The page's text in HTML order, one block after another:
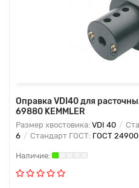
Оправка VDI40 для
69880 KEMMLER
Размер хвостовика: VDI 40
6
Стандарт ГОСТ: ГОСТ